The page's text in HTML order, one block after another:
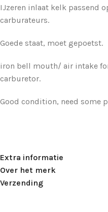
IJzeren inlaat kelk passend
carburateurs.
Goede staat, moet gepoetst.
iron bell mouth/ air intake
carburetor.
Good condition, need some
Extra informatie
Over het merk
Verzending